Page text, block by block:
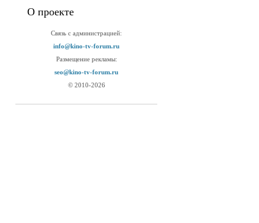
О проекте
Связь с администрацией:
info@kino-tv-forum.ru
Размещение рекламы:
seo@kino-tv-forum.ru
© 2010-2026